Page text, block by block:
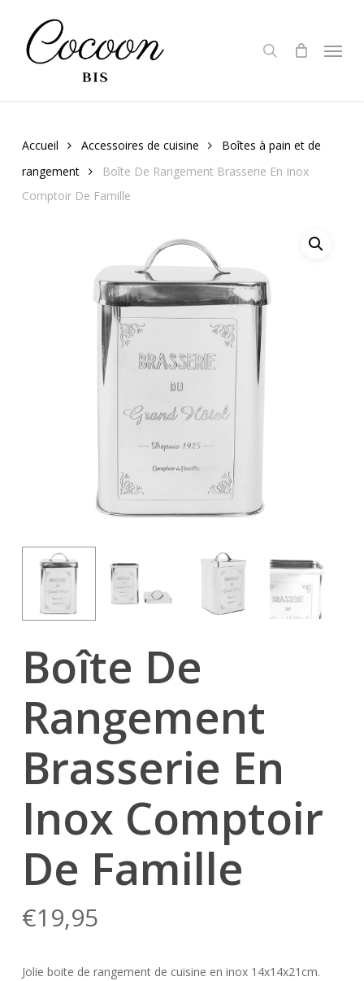
Menu
Accueil Accessoires de cuisine
Boîtes à pain et de
rangement
Boîte De Rangement Brasserie En Inox
Comptoir De Famille
Boîte De
Rangement
Brasserie En
Inox Comptoir
De Famille
€19,95
Jolie boite de rangement de cuisine en inox 14x14x21cm.